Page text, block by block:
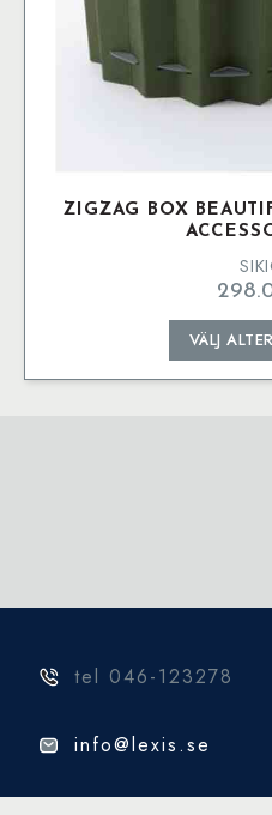
ZIGZAG BOX
VÄLJ
Den
här
produkten
tel 046-123278
info@lexis.se